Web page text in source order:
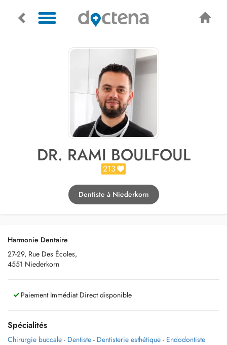
DR. RAMI BOULFOUL
213
Dentiste à Niederkorn
Harmonie Dentaire
27-29, Rue Des Écoles,
4551 Niederkorn
Paiement Immédiat Direct disponible
Spécialités
Chirurgie buccale - Dentiste - Dentisterie esthétique - Endodontiste